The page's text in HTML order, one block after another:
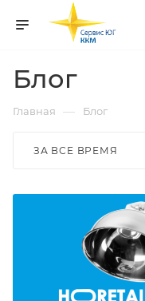
Блог
Главная — Блог
ЗА ВСЕ ВРЕМЯ